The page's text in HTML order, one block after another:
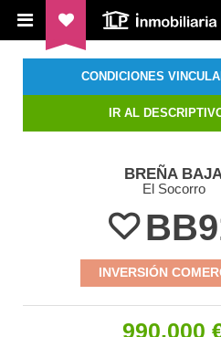
ILP Inmobiliaria La Palma
CONDICIONES
IR AL
BREÑA
El Socorro
INVERSIÓN
990.000